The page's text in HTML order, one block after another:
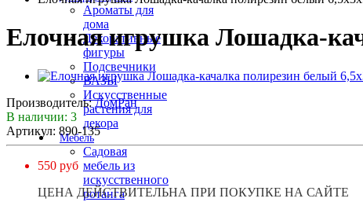
Ароматы для
дома
Декоративные
фигуры
Подсвечники
ВАЗЫ
Искусственные
растения для
декора
Мебель
Садовая
мебель из
искусственного
ротанга
Елочная игрушка Лошадка-
Производитель:ДомРан
В наличии: 3
Артикул: 890-135
550 руб
ЦЕНА ДЕЙСТВИТЕЛЬНА ПРИ ПОКУПКЕ НА САЙТЕ